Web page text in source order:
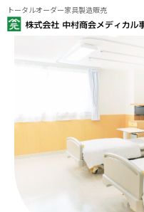
トータルオーダー家具製造販売